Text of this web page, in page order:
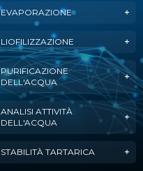
EVAPORAZIONE
LIOFILIZZAZIONE
PURIFICAZIONE
DELL'ACQUA
ANALISI ATTIVITÀ
DELL'ACQUA
STABILITÀ TARTARICA